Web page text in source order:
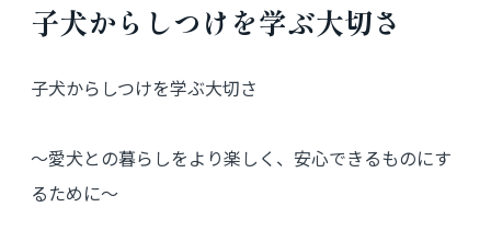
子犬からしつけを学ぶ大切さ
子犬からしつけを学ぶ大切さ
〜愛犬との暮らしをより楽しく、安心できるものにす
るために〜